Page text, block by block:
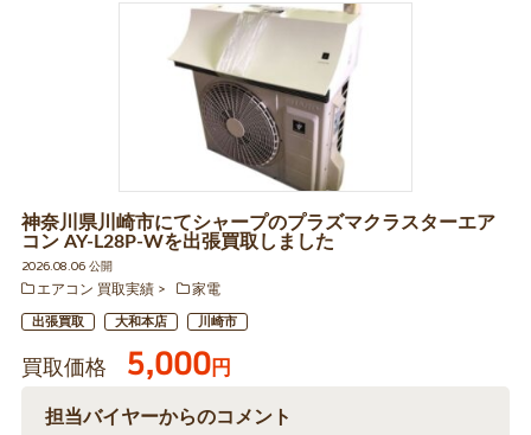
神奈川県川崎市にてシャープのプラズマクラスターエア
コン AY-L28P-Wを出張買取しました
2026.08.06 公開
エアコン 買取実績
家電
出張買取 大和本店 川崎市
買取価格 5,000円
担当バイヤーからのコメント